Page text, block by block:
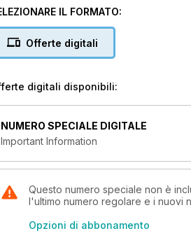
IL FORMATO:
Offerte digitali
digitali disponibili:
NUMERO SPECIALE DIGITALE
Important Information
Questo numero speciale non è
l'ultimo numero regolare e i nuovi
Opzioni di abbonamento